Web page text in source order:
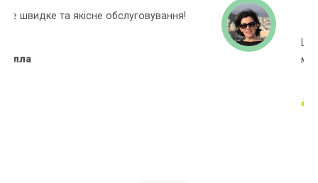
Широкий асортиментний ряд, багато